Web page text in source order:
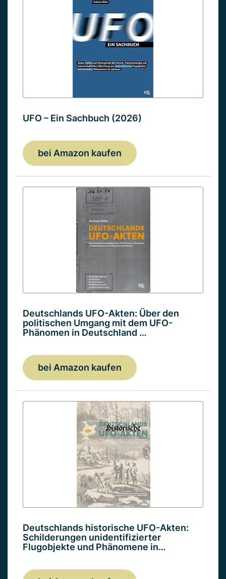
UFO – Ein Sachbuch (2026)
bei Amazon kaufen
Deutschlands UFO-Akten: Über den
politischen Umgang mit dem UFO-
Phänomen in Deutschland …
bei Amazon kaufen
Deutschlands historische UFO-Akten:
Schilderungen unidentifizierter
Flugobjekte und Phänomene in…